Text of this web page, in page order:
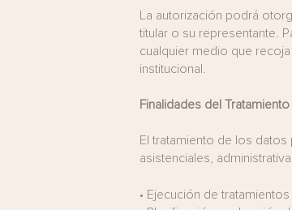
La autorización podrá
titular o su representante.
cualquier medio que
institucional.
Finalidades del
El tratamiento de los
asistenciales,
• Ejecución de